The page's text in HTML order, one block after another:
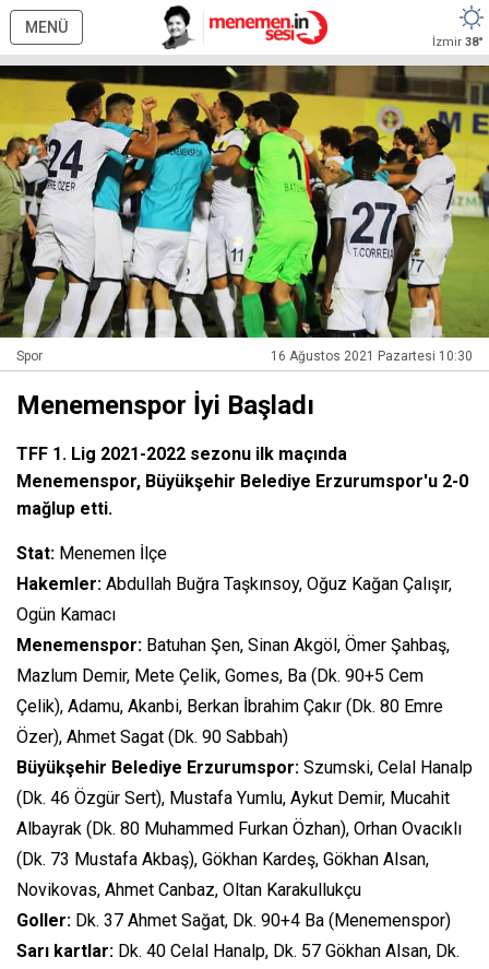
MENÜ
İzmir 38°
Spor 16 Ağustos 2021 Pazartesi 10:30
Menemenspor İyi Başladı
TFF 1. Lig 2021-2022 sezonu ilk maçında
Menemenspor, Büyükşehir Belediye Erzurumspor'u 2-0
mağlup etti.
Stat: Menemen İlçe
Hakemler: Abdullah Buğra Taşkınsoy, Oğuz Kağan Çalışır,
Ogün Kamacı
Menemenspor: Batuhan Şen, Sinan Akgöl, Ömer Şahbaş,
Mazlum Demir, Mete Çelik, Gomes, Ba (Dk. 90+5 Cem
Çelik), Adamu, Akanbi, Berkan İbrahim Çakır (Dk. 80 Emre
Özer), Ahmet Sagat (Dk. 90 Sabbah)
Büyükşehir Belediye Erzurumspor: Szumski, Celal Hanalp
(Dk. 46 Özgür Sert), Mustafa Yumlu, Aykut Demir, Mucahit
Albayrak (Dk. 80 Muhammed Furkan Özhan), Orhan Ovacıklı
(Dk. 73 Mustafa Akbaş), Gökhan Kardeş, Gökhan Alsan,
Novikovas, Ahmet Canbaz, Oltan Karakullukçu
Goller: Dk. 37 Ahmet Sağat, Dk. 90+4 Ba (Menemenspor)
Sarı kartlar: Dk. 40 Celal Hanalp, Dk. 57 Gökhan Alsan, Dk.